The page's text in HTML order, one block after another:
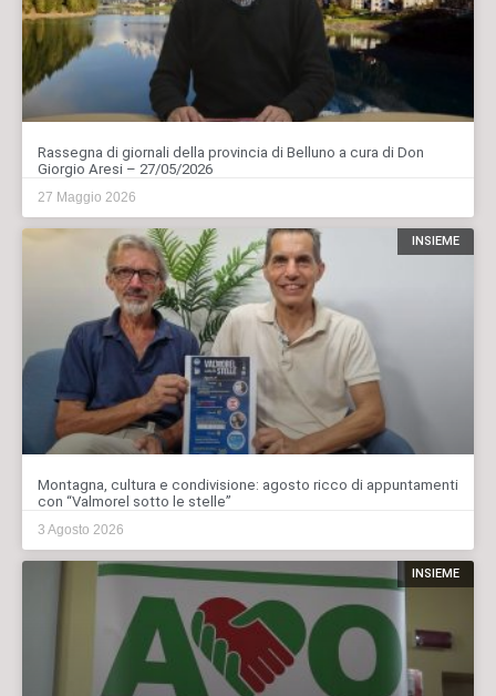
Rassegna di giornali della provincia di Belluno a cura di Don
Giorgio Aresi – 27/05/2026
27 Maggio 2026
INSIEME
Montagna, cultura e condivisione: agosto ricco di appuntamenti
con “Valmorel sotto le stelle”
3 Agosto 2026
INSIEME